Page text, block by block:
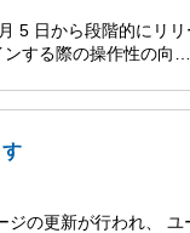
5 日から段階的にリ
する際の操作性の向…
の更新が行われ、